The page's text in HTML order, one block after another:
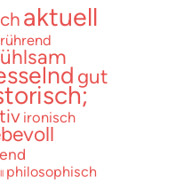
aktuell
gut
ironisch
philosophisch